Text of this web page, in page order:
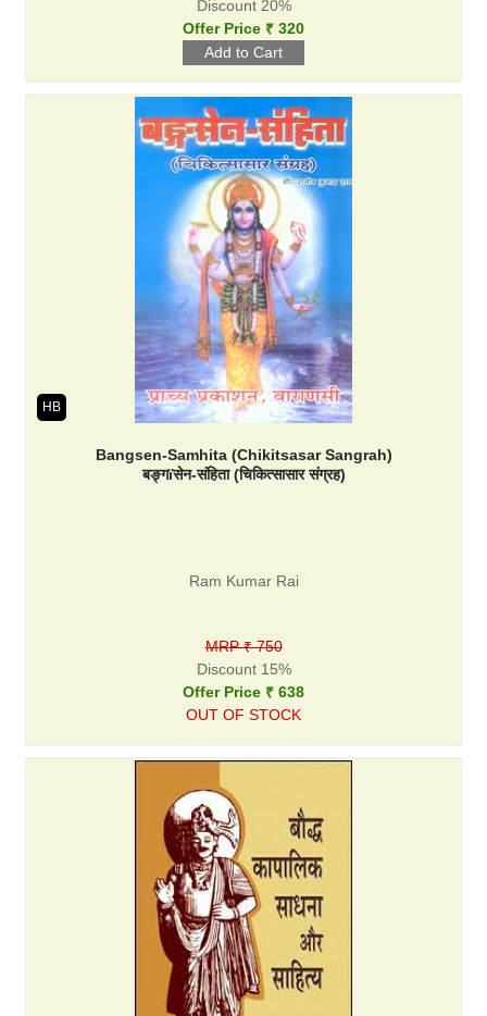
Discount 20%
Offer Price ₹ 320
HB
Bangsen-Samhita (Chikitsasar Sangrah)
बङ्गïसेन-संहिता (चिकित्सासार संग्रह)
Ram Kumar Rai
MRP ₹ 750
Discount 15%
Offer Price ₹ 638
OUT OF STOCK